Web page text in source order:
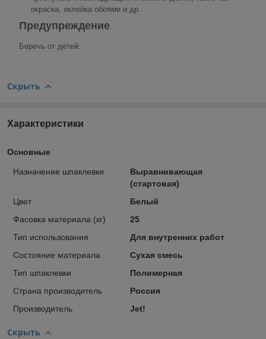
окраска, оклейка обоями и др.
Предупреждение
Беречь от детей.
Скрыть
Характеристики
Основные
Назначение шпаклевки
Выравнивающая
(стартовая)
Цвет
Белый
Фасовка материала (кг)
25
Тип использования
Для внутренних работ
Состояние материала
Сухая смесь
Тип шпаклевки
Полимерная
Страна производитель
Россия
Производитель
Jet!
Скрыть